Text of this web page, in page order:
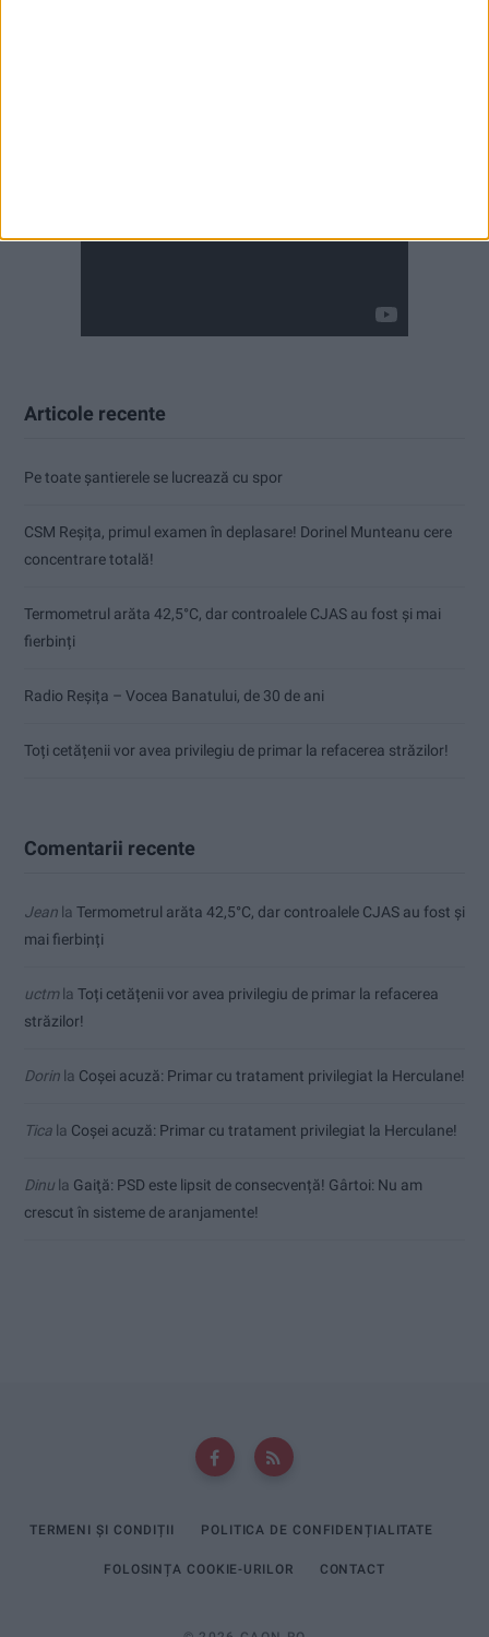
Articole recente
Pe toate șantierele se lucrează cu spor
CSM Reșița, primul examen în deplasare! Dorinel Munteanu cere
concentrare totală!
Termometrul arăta 42,5°C, dar controalele CJAS au fost și mai
fierbinți
Radio Reșița – Vocea Banatului, de 30 de ani
Toți cetățenii vor avea privilegiu de primar la refacerea străzilor!
Comentarii recente
Jean la Termometrul arăta 42,5°C, dar controalele CJAS au fost și
mai fierbinți
uctmla Toți cetățenii vor avea privilegiu de primar la refacerea
străzilor!
Dorin la Coșei acuză: Primar cu tratament privilegiat la Herculane!
Tica la Coșei acuză: Primar cu tratament privilegiat la Herculane!
Dinu la Gaiţă: PSD este lipsit de consecvență! Gârtoi: Nu am
crescut în sisteme de aranjamente!
TERMENI ȘI CONDIȚII POLITICA DE CONFIDENȚIALITATE
FOLOSINȚA COOKIE-URILOR CONTACT